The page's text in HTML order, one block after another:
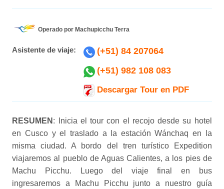
Operado por Machupicchu Terra
Asistente de viaje:
(+51) 84 207064
(+51) 982 108 083
Descargar Tour en PDF
RESUMEN : Inicia el tour con el recojo desde su hotel
en Cusco y el traslado a la estación Wánchaq en la
misma ciudad. A bordo del tren turístico Expedition
viajaremos al pueblo de Aguas Calientes, a los pies de
Machu Picchu. Luego del viaje final en bus
ingresaremos a Machu Picchu junto a nuestro guía